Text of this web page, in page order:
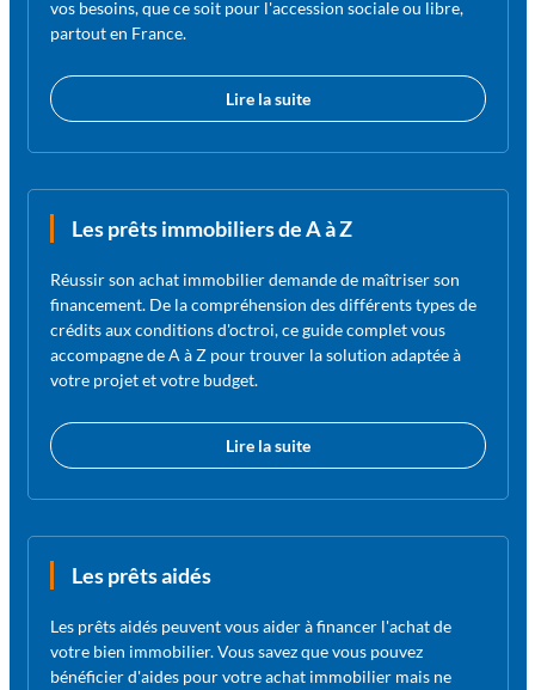
vos besoins, que ce soit pour l'accession sociale ou libre,
partout en France.
Lire la suite
Les prêts immobiliers de A à Z
Réussir son achat immobilier demande de maîtriser son
financement. De la compréhension des différents types de
crédits aux conditions d'octroi, ce guide complet vous
accompagne de A à Z pour trouver la solution adaptée à
votre projet et votre budget.
Lire la suite
Les prêts aidés
Les prêts aidés peuvent vous aider à financer l'achat de
votre bien immobilier. Vous savez que vous pouvez
bénéficier d'aides pour votre achat immobilier mais ne